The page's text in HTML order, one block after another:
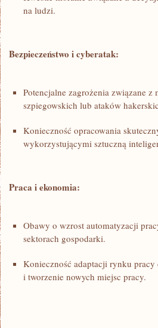
‍na ludzi.
Bezpieczeństwo i cyberatak:
Potencjalne zagrożenia ‍związane
szpiegowskich lub ​ataków
Konieczność ​opracowania
wykorzystującymi sztuczną
Praca i ekonomia:
Obawy ⁣o wzrost automatyzacji
sektorach gospodarki.
Konieczność adaptacji rynku
i tworzenie nowych miejsc pracy.